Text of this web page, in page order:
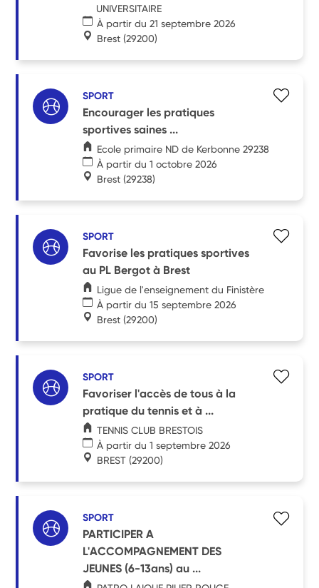
UNIVERSITAIRE
À partir du 21 septembre 2026
Brest (29200)
SPORT
Encourager les pratiques
sportives saines ...
Ecole primaire ND de Kerbonne 29238
À partir du 1 octobre 2026
Brest (29238)
SPORT
Favorise les pratiques sportives
au PL Bergot à Brest
Ligue de l'enseignement du Finistère
À partir du 15 septembre 2026
Brest (29200)
SPORT
Favoriser l'accès de tous à la
pratique du tennis et à ...
TENNIS CLUB BRESTOIS
À partir du 1 septembre 2026
BREST (29200)
SPORT
PARTICIPER A
L'ACCOMPAGNEMENT DES
JEUNES (6-13ans) au ...